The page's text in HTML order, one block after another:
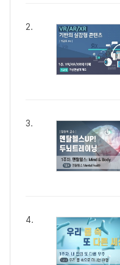
2.
3.
4.